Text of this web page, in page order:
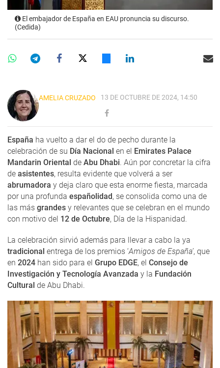
El embajador de España en EAU pronuncia su discurso.
(Cedida)
AMELIA CRUZADO 13 DE OCTUBRE DE 2024, 14:50
España ha vuelto a dar el do de pecho durante la
celebración de su Día Nacional en el Emirates Palace
Mandarin Oriental de Abu Dhabi. Aún por concretar la cifra
de asistentes, resulta evidente que volverá a ser
abrumadora y deja claro que esta enorme fiesta, marcada
por una profunda españolidad, se consolida como una de
las más grandes y relevantes que se celebran en el mundo
con motivo del 12 de Octubre, Día de la Hispanidad.
La celebración sirvió además para llevar a cabo la ya
tradicional entrega de los premios ‘Amigos de España’, que
en 2024 han sido para el Grupo EDGE, el Consejo de
Investigación y Tecnología Avanzada y la Fundación
Cultural de Abu Dhabi.